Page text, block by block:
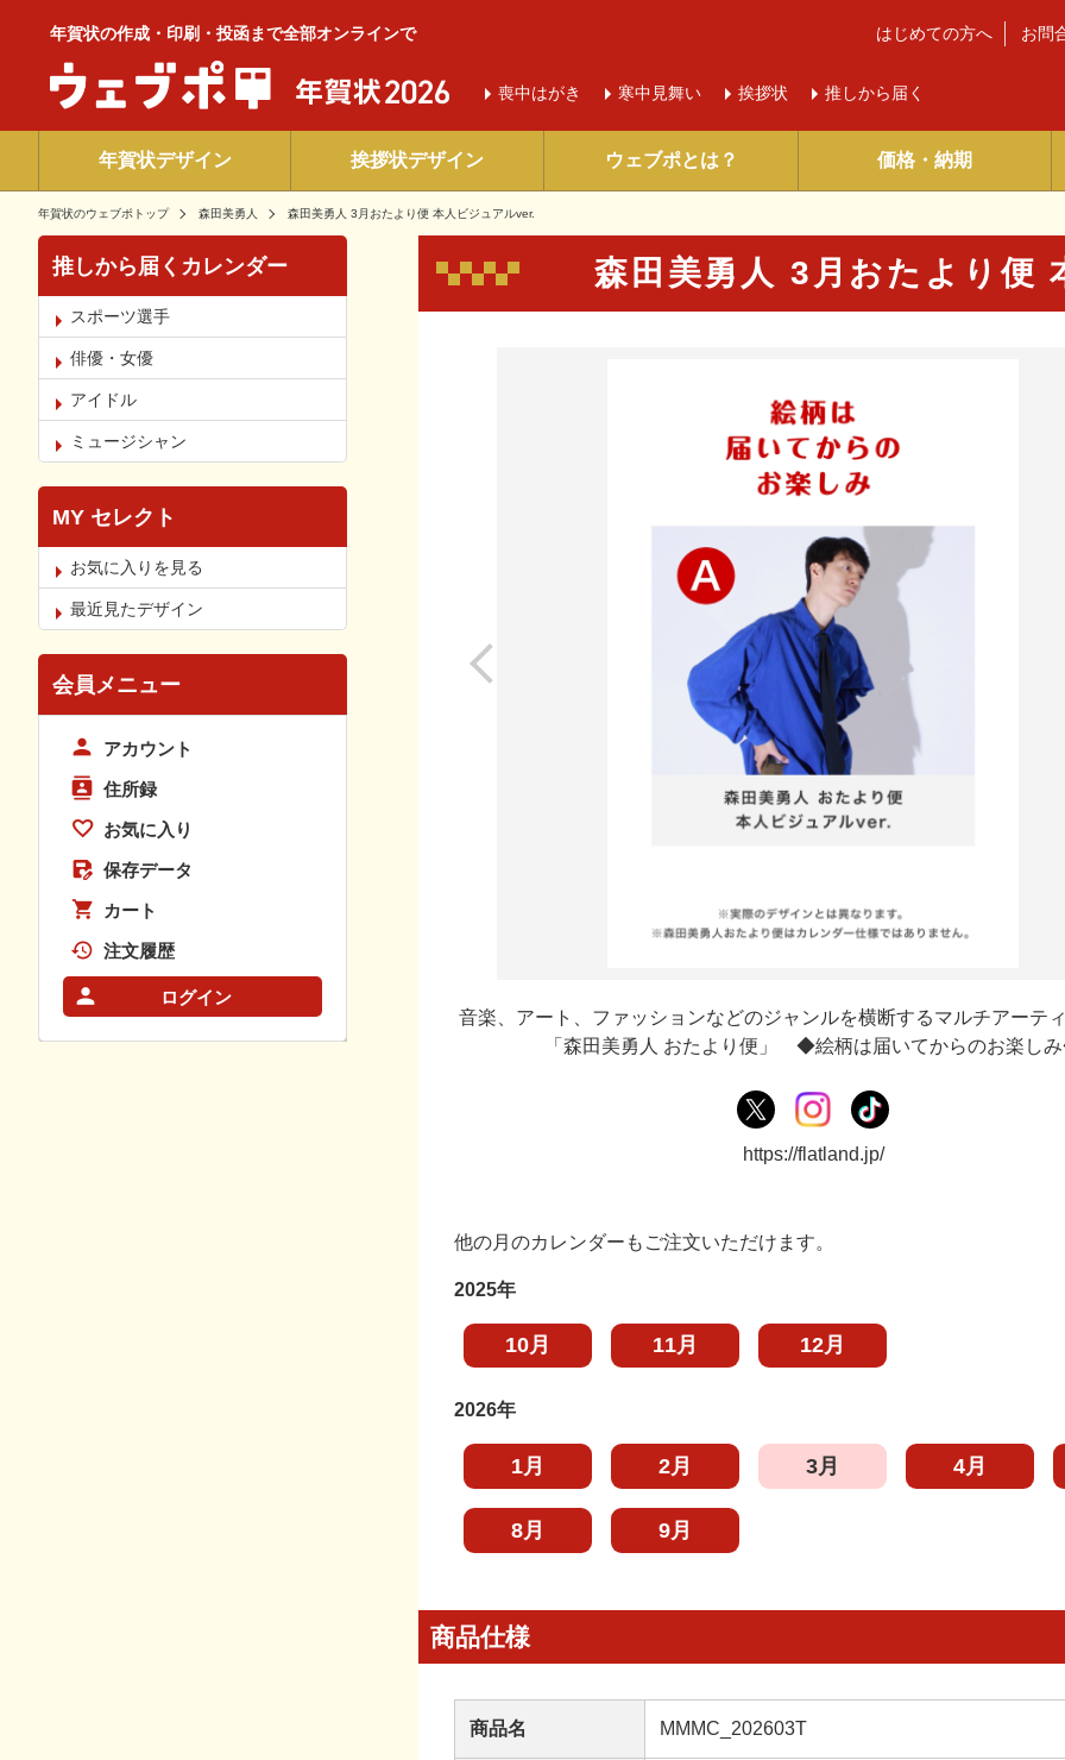
年賀状の作成・印刷・投函まで全部オンラインで
喪中はがき 寒中 見舞い 挨拶状 推しから届く
はじめての方へ お問
年賀状デザイン 挨拶状デザイン ウェブポとは？ 価格・納期
年賀状のウェブポトップ 森田美勇人 森田美勇人 3月おたより便 本人ビジュアルver.
森田美勇人 3月おたより便
音楽、アート、ファッションなどのジャンルを横断するマルチアーテ
「森田美勇人 おたより便」 ◆絵柄は届いてからのお楽し
https://flatland.jp/
他の月のカレンダーもご注文いただけます。
2025年
10月 11月 12月
2026年
1月 2月 3月 4月
8月 9月
商品仕様
商品名 MMMC_202603T
推しから届くカレンダー
スポーツ選手
俳優・女優
アイドル
ミュージシャン
MY セレクト
お気に入りを見る
最近見たデザイン
会員メニュー
アカウント
住所録
お気に入り
保存データ
カート
注文履歴
ログイン